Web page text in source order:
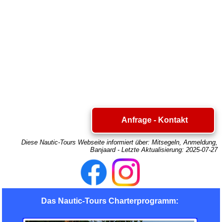
Anfrage - Kontakt
Diese Nautic-Tours Webseite informiert über:Mitsegeln, Anmeldung,
Banjaard- Letzte Aktualisierung:2025-07-27
Das Nautic-Tours Charterprogramm: